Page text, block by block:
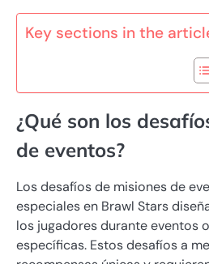
Key sections in the
¿Qué son los
de eventos?
Los desafíos de misiones de
especiales en Brawl Stars
los jugadores durante eventos
específicas. Estos desafíos a